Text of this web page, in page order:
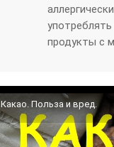
продукты с
Какао. Польза и вред.